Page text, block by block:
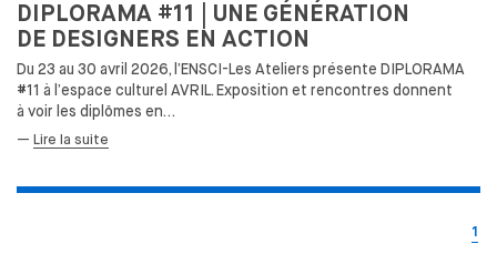
DIPLORAMA #11 | UNE GÉNÉRATION
DE DESIGNERS EN ACTION
Du 23 au 30 avril 2026, l’ENSCI-Les Ateliers présente DIPLORAMA
#11 à l’espace culturel AVRIL. Exposition et rencontres donnent
à voir les diplômes en…
— Lire la suite
1